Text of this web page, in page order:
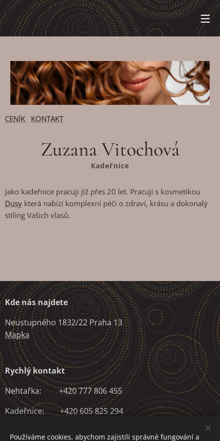
CENÍK KONTAKT
Zuzana Vitochová
Kadeřnice
Jako kadeřnice pracuji již přes 20 let. Pracuji s kosmetikou
Dusy která nabízí komplexní péči o zdraví, krásu a dokonalý
stiling Vašich vlasů.
Kde nás najdete
Neustupného 1832/22 Praha 13
Mapka
Rychlý kontakt
Nehtařka: +420 777 806 455
Kadeřnice: +420 605 825 294
Používáme cookies, abychom zajistili správné fungování a